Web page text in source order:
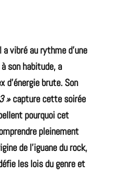
a vibré au rythme d’une
son habitude, a
brute. Son
»capture cette soirée
pourquoi cet
pleinement
de l’iguane durock,
les lois du genre et